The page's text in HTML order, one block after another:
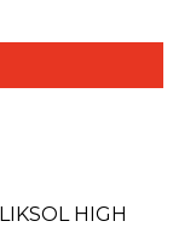
HIGH